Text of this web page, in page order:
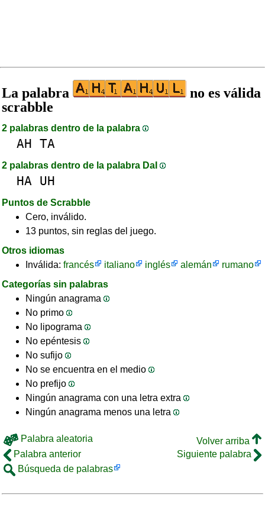
La palabra
no es válida
scrabble
2 palabras dentro de la palabra
AH TA
2 palabras dentro de la palabra DaI
HA UH
Puntos de Scrabble
Cero, inválido.
13 puntos, sin reglas del juego.
Otros idiomas
Inválida: francés italiano inglés alemán
rumano
Categorías sin palabras
Ningún anagrama
No primo
No lipograma
No epéntesis
No sufijo
No se encuentra en el medio
No prefijo
Ningún anagrama con una letra extra
Ningún anagrama menos una letra
Palabra aleatoria
Volver arriba
Palabra anterior
Siguiente palabra
Búsqueda de palabras